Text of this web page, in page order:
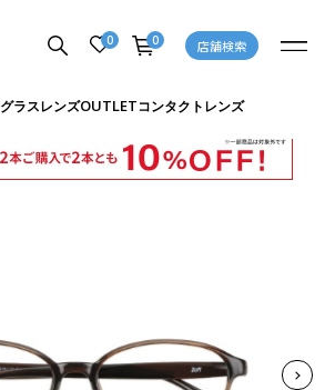
0 0 店舗検索
ラスレンズOUTLETコンタクトレンズ
商品詳細ページへ